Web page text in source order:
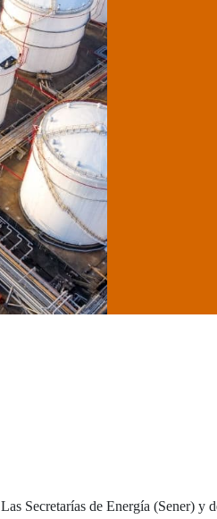
Las Secretarías de Energía (Sener) y